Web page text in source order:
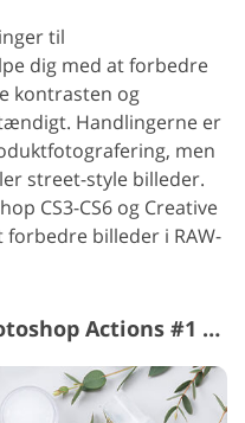
til
dig med at forbedre
kontrasten og
Handlingerne er
men
street-style billeder.
CS3-CS6 og Creative
billeder i RAW-
Produktfotografering Photoshop Actions #1 "Whitening"